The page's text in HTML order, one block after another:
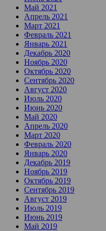
Май 2021
Апрель 2021
Март 2021
Февраль 2021
Январь 2021
Декабрь 2020
Ноябрь 2020
Октябрь 2020
Сентябрь 2020
Август 2020
Июль 2020
Июнь 2020
Май 2020
Апрель 2020
Март 2020
Февраль 2020
Январь 2020
Декабрь 2019
Ноябрь 2019
Октябрь 2019
Сентябрь 2019
Август 2019
Июль 2019
Июнь 2019
Май 2019